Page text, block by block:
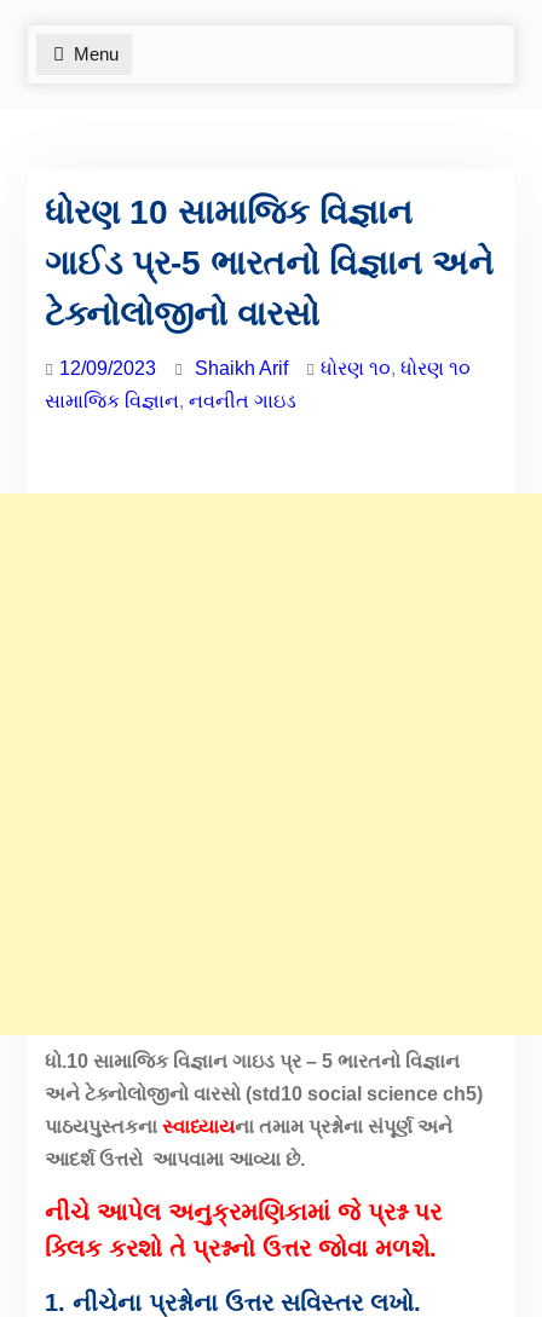
Menu
ધોરણ 10 સામાજિક વિજ્ઞાન
ગાઈડ પ્ર-5 ભારતનો વિજ્ઞાન અને
ટેક્નોલોજીનો વારસો
12/09/2023 Shaikh Arif ધોરણ ૧૦, ધોરણ ૧૦
સામાજિક વિજ્ઞાન, નવનીત ગાઇડ
ધો.10 સામાજિક વિજ્ઞાન ગાઇડ પ્ર – 5 ભારતનો વિજ્ઞાન
અને ટેક્નોલોજીનો વારસો (std10 social science ch5)
પાઠયપુસ્તકના સ્વાધ્યાયના તમામ પ્રશ્નોના સંપૂર્ણ અને
આદર્શ ઉત્તરો આપવામા આવ્યા છે.
નીચે આપેલ અનુક્રમણિકામાં જે પ્રશ્ન પર
ક્લિક કરશો તે પ્રશ્નનો ઉત્તર જોવા મળશે.
1. નીચેના પ્રશ્નોના ઉત્તર સવિસ્તર લખો.